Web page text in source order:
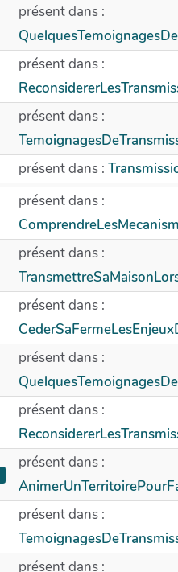
présent dans :
présent dans :
présent dans :
présent dans :
présent dans :
présent dans :
présent dans :
présent dans :
présent dans :
présent dans :
présent dans :
présent dans :